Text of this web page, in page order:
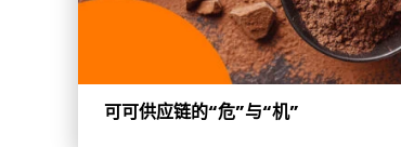
可可供应链的“危”与“机”